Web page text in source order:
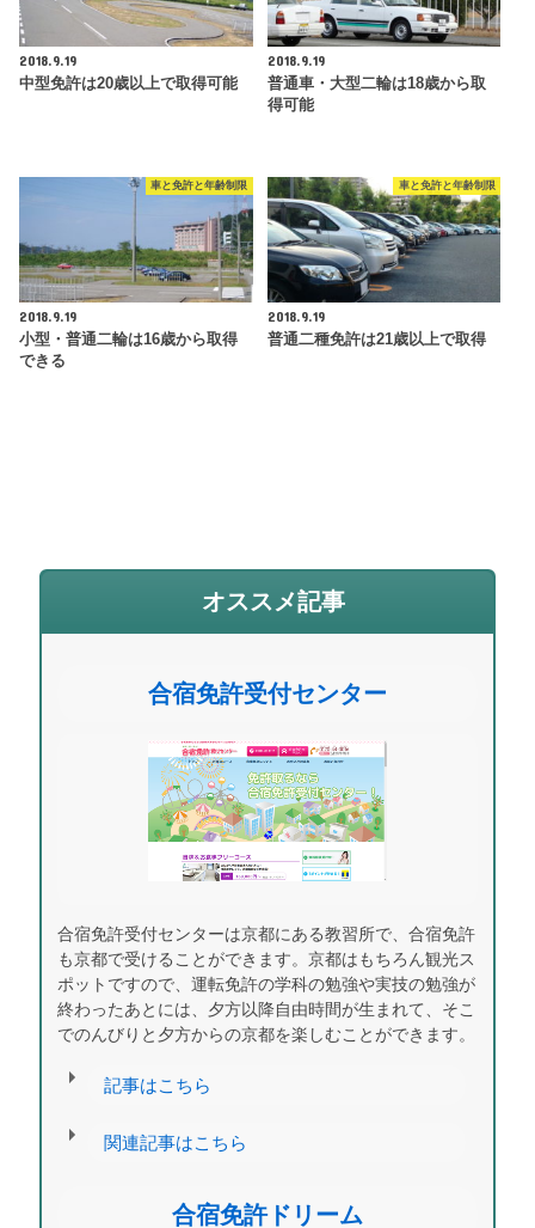
2018.9.19
中型免許は20歳以上で取得可能
2018.9.19
普通車・大型二輪は18歳から取
得可能
車と免許と年齢制限
2018.9.19
小型・普通二輪は16歳から取得
できる
車と免許と年齢制限
2018.9.19
普通二種免許は21歳以上で取得
オススメ記事
合宿免許受付センター
合宿免許受付センターは京都にある教習所で、合宿免許
も京都で受けることができます。京都はもちろん観光ス
ポットですので、運転免許の学科の勉強や実技の勉強が
終わったあとには、夕方以降自由時間が生まれて、そこ
でのんびりと夕方からの京都を楽しむことができます。
記事はこちら
関連記事はこちら
合宿免許ドリーム